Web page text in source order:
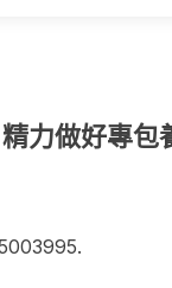
力做好專